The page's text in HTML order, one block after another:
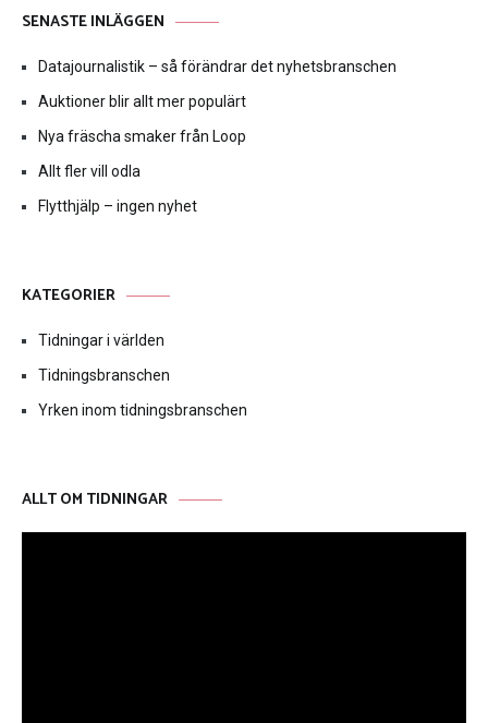
SENASTE INLÄGGEN
Datajournalistik – så förändrar det nyhetsbranschen
Auktioner blir allt mer populärt
Nya fräscha smaker från Loop
Allt fler vill odla
Flytthjälp – ingen nyhet
KATEGORIER
Tidningar i världen
Tidningsbranschen
Yrken inom tidningsbranschen
ALLT OM TIDNINGAR